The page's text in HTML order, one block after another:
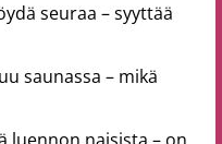
seuraa – syyttää
saunassa – mikä